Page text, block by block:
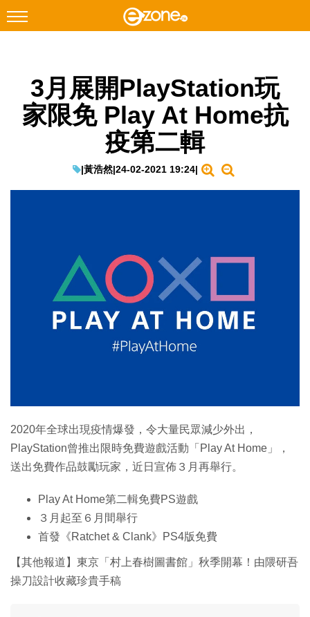
Facebook Instagram
科技焦點
教學評測
生成式AI與雲端應用
Enterprise Digital Transformation
3月展開PlayStation玩
家限免 Play At Home抗
疫第二輯
|黃浩然|24-02-2021 19:24|
2020年全球出現疫情爆發，令大量民眾減少外出，
PlayStation曾推出限時免費遊戲活動「Play At Home」，
送出免費作品鼓勵玩家，近日宣佈３月再舉行。
Play At Home第二輯免費PS遊戲
３月起至６月間舉行
首發《Ratchet & Clank》PS4版免費
【其他報道】東京「村上春樹圖書館」秋季開幕！由隈研吾
操刀設計收藏珍貴手稿